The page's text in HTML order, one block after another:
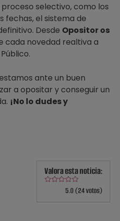
selectivo, como los
fechas, el sistema de
Desde Opositor os
cada novedad realtiva a
ante un buen
a opositar y conseguir un
¡No lo dudes y
Valora esta noticia:
5.0 (24 votos)